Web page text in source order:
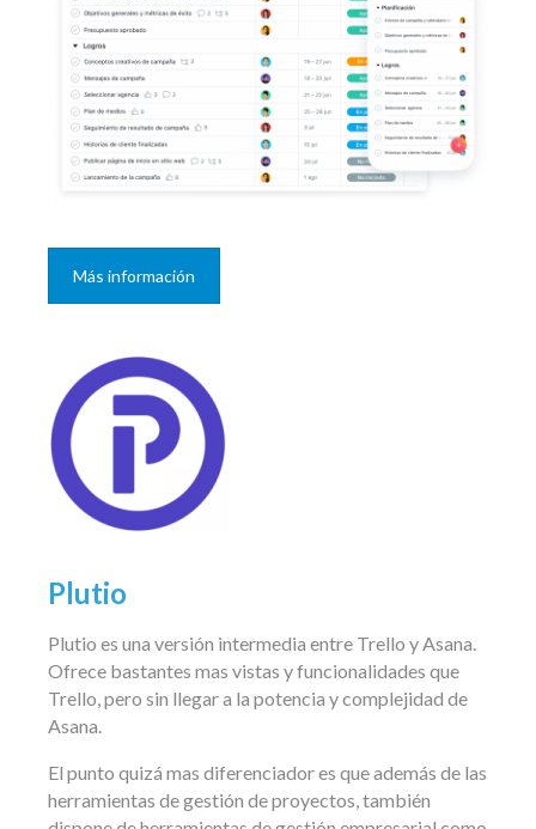
Más información
Plutio
Plutio es una versión intermedia entre Trello y Asana.
Ofrece bastantes mas vistas y funcionalidades que
Trello, pero sin llegar a la potencia y complejidad de
Asana.
El punto quizá mas diferenciador es que además de las
herramientas de gestión de proyectos, también